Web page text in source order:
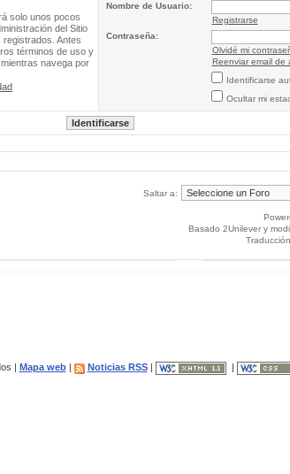
solo unos pocos
del Sitio
Antes
términos de uso y
navega por
Nombre de Usuario:
Registrarse
Contraseña:
Olvidé mi
Reenviar email de
Identificarse
Ocultar mi
Saltar a:
Basado 2Unilever y
| Mapa web| Noticias RSS|